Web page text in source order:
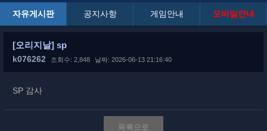
자유게시판 공지사항 게임안내 모바일안내
[오리지날] sp
k076262 조회수: 2,848 날짜: 2026-06-13 21:16:40
SP 감사
목록으로